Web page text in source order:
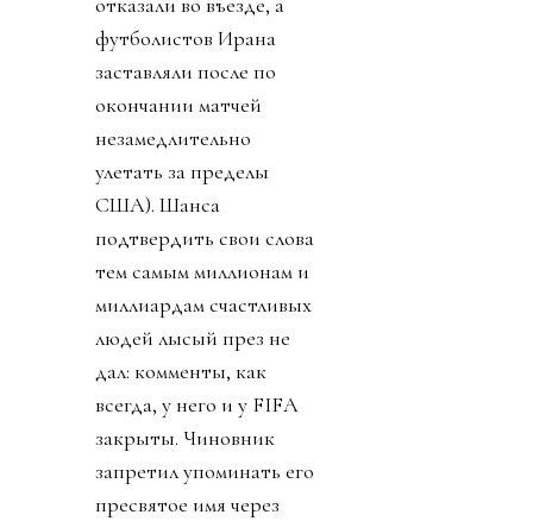
футболистов Ирана
заставляли после по
окончании матчей
незамедлительно
улетать за пределы
США). Шанса
подтвердить свои слова
тем самым миллионам и
миллиардам счастливых
людей лысый през не
дал: комменты, как
всегда, у него и у FIFA
закрыты. Чиновник
запретил упоминать его
пресвятое имя через